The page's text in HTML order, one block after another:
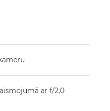
ar f/2,0